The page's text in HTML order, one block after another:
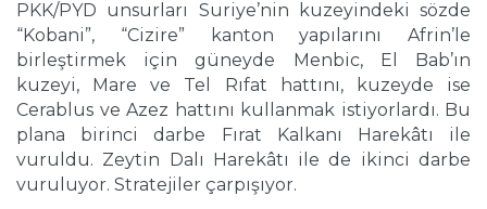
PKK/PYD unsurları Suriye’nin kuzeyindeki sözde
“Kobani”, “Cizire” kanton yapılarını Afrin’le
birleştirmek için güneyde Menbic, El Bab’ın
kuzeyi, Mare ve Tel Rıfat hattını, kuzeyde ise
Cerablus ve Azez hattını kullanmak istiyorlardı. Bu
plana birinci darbe Fırat Kalkanı Harekâtı ile
vuruldu. Zeytin Dalı Harekâtı ile de ikinci darbe
vuruluyor. Stratejiler çarpışıyor.